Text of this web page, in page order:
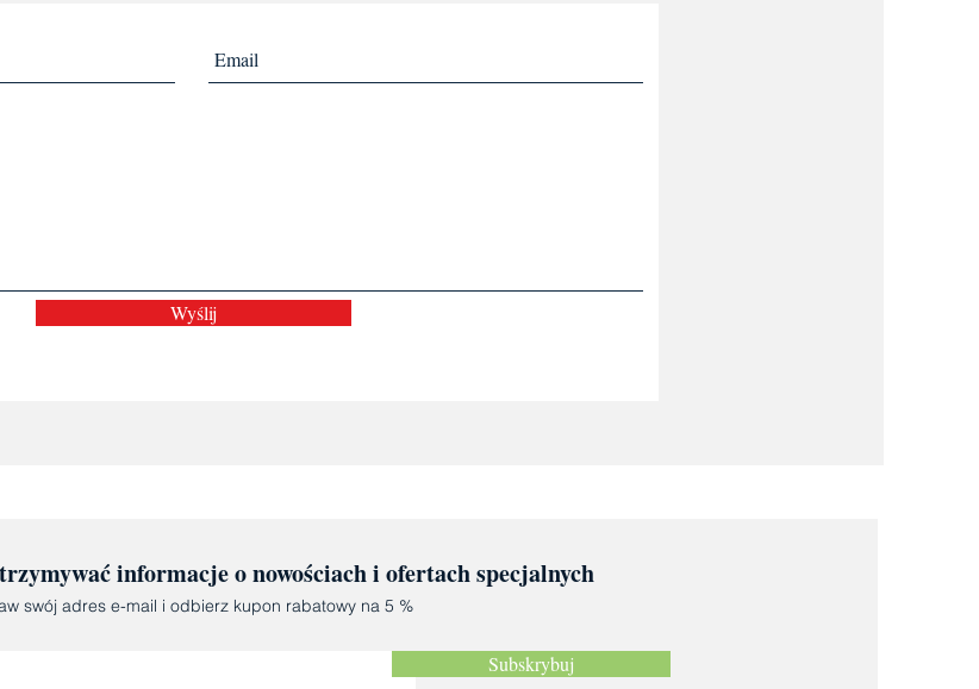
Wyślij
informacje o nowościach i ofertach specjalnych
swój adres e-mail i odbierz kupon rabatowy na 5 %
Subskrybuj